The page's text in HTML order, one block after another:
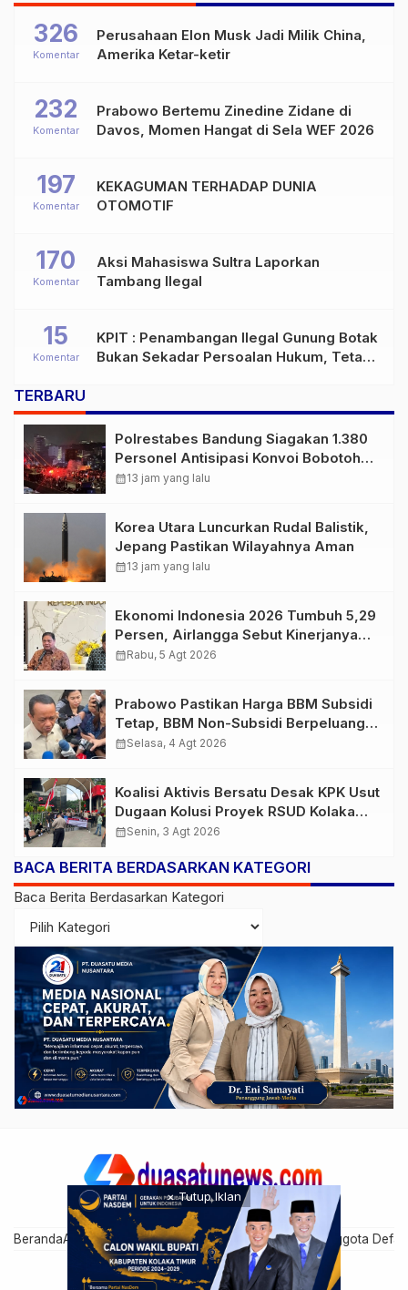
Perusahaan Elon Musk Jadi Milik China,
Amerika Ketar-ketir
326
Komentar
Prabowo Bertemu Zinedine Zidane di
Davos, Momen Hangat di Sela WEF 2026
232
Komentar
KEKAGUMAN TERHADAP DUNIA
OTOMOTIF
197
Komentar
Aksi Mahasiswa Sultra Laporkan
Tambang Ilegal
170
Komentar
KPIT : Penambangan Ilegal Gunung Botak
Bukan Sekadar Persoalan Hukum, Tetapi
15
Komentar
TERBARU
Polrestabes Bandung Siagakan 1.380
Personel Antisipasi Konvoi Bobotoh
Usai Final Piala Presiden
calendar_month13 jam yang lalu
Korea Utara Luncurkan Rudal Balistik,
Jepang Pastikan Wilayahnya Aman
calendar_month13 jam yang lalu
Ekonomi Indonesia 2026 Tumbuh 5,29
Persen, Airlangga Sebut Kinerjanya
Lampaui Rata-Rata Global
calendar_monthRabu, 5 Agt 2026
Prabowo Pastikan Harga BBM Subsidi
Tetap, BBM Non-Subsidi Berpeluang
Turun
calendar_monthSelasa, 4 Agt 2026
Koalisi Aktivis Bersatu Desak KPK Usut
Dugaan Kolusi Proyek RSUD Kolaka
Timur, Sejumlah Pejabat dan PT
Diperiksa
calendar_monthSenin, 3 Agt 2026
BACA BERITA BERDASARKAN KATEGORI
Baca Berita Berdasarkan Kategori
BerandaArtikel AnggotaCari AnggotaDisclaimerGrup Anggota
× Tutup Iklan